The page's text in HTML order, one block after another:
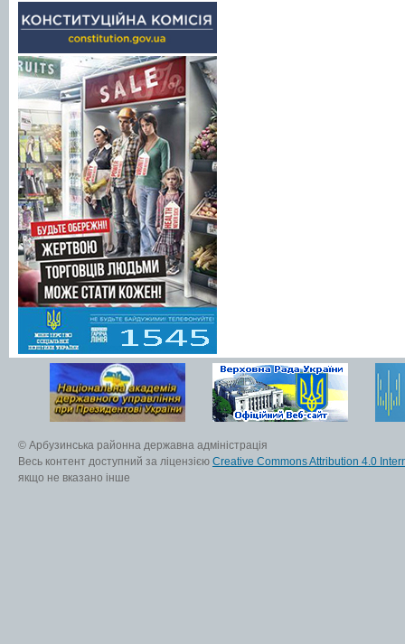
© Арбузинська районна державна адміністрація
Весь контент доступний за ліцензією Creative Commons Attribution 4.0
якщо не вказано інше